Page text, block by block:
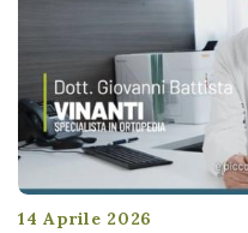
14 Aprile 2026